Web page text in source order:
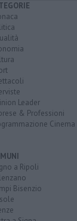
Leader
& Professioni
Cinema
a Ripoli
Bisenzio